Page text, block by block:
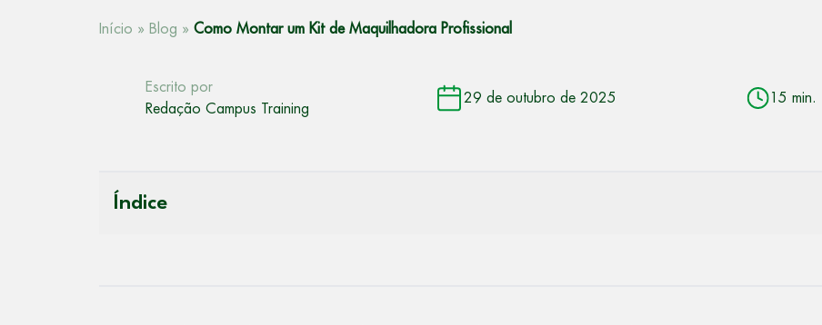
Início » Blog »Como Montar um Kit de Maquilhadora Profissional
Escrito por
Redação Campus Training
29 de outubro de 2025 15 min.
Índice